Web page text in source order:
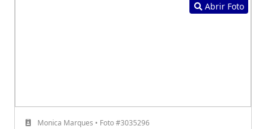
Abrir Foto
Monica Marques • Foto #3035296